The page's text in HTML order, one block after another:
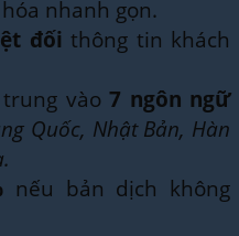
nhanh gọn.
đối thông tin khách
vào7 ngôn ngữ
Quốc, Nhật Bản, Hàn
nếu bản dịch không